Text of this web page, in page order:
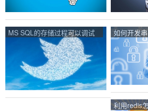
MS SQL的存储过程可以调试
如何开发
件？
利用redis